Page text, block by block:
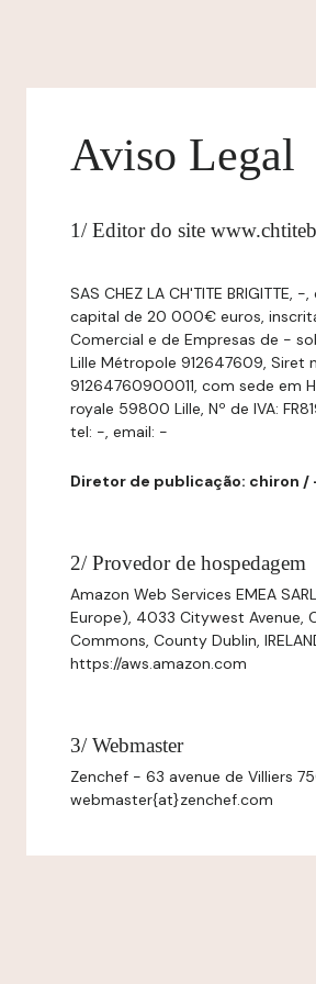
Aviso Legal
1/ Editor do site
SAS CHEZ LA CH'TITE BRIGITTE,
capital de 20 000€ euros,
Comercial e de Empresas de -
Lille Métropole 912647609, Siret
91264760900011, com sede em
royale 59800 Lille, Nº de IVA:
tel: -, email: -
Diretor de publicação: chiron /
2/ Provedor de hospedagem
Amazon Web Services EMEA
Europe), 4033 Citywest Avenue,
Commons, County Dublin,
https://aws.amazon.com
3/ Webmaster
Zenchef - 63 avenue de Villiers
webmaster{at}zenchef.com